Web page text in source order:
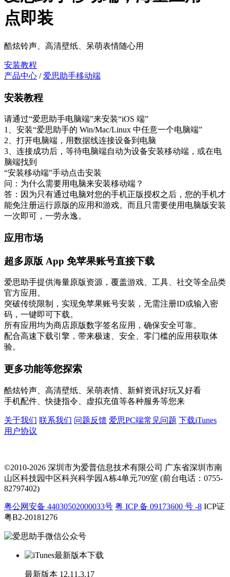
点即装
酷炫铃声、高清壁纸、呆萌表情随心用
安装教程
产品中心 / 爱思助手移动端
安装教程
请通过“爱思助手电脑端”来安装“iOS 端”
1、安装“爱思助手的 Win/Mac/Linux 中任意一个电脑端”
2、打开电脑端，用数据线连接设备到电脑
3、连接成功后，等待电脑端自动为设备安装移动端，或在电
脑端找到
“安装移动端”手动点击安装
问：为什么需要用电脑来安装移动端？
答：因为只有通过电脑对您的手机正版授权之后，您的手机才
能免注册运行原版的应用和游戏。而且只需要使用电脑版安装
一次即可，一劳永逸。
应用市场
超多原版 App 免苹果账号直接下载
爱思助手提供海量原版资源，覆盖游戏、工具、社交等全品类
官方应用。
突破传统限制，实现免苹果账号安装，无需注册ID或输入密
码，一键即可下载。
所有应用均为商店原版数字签名应用，确保安全可靠。
配合高速下载引擎，带来极速、安全、零门槛的应用获取体
验。
更多功能等您探索
酷炫铃声、高清壁纸、呆萌表情、新鲜资讯好玩又好看
手机配件、快捷指令、虚拟充值等各种服务等您来
关于我们 联系我们 问题反馈 爱思PC端常见问题 下载iTunes
用户协议
©2010-2026 深圳市为爱普信息技术有限公司 广东省深圳市南
山区科技园中区科兴科学园A栋4单元709室 (前台电话：0755-
82797402)
粤公网安备 44030502000033号 粤 ICP 备 09173600 号 -8 ICP证
粤B2-20181276
最新版本 12.11.3.17